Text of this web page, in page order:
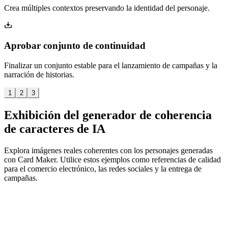
Crea múltiples contextos preservando la identidad del personaje.
Aprobar conjunto de continuidad
Finalizar un conjunto estable para el lanzamiento de campañas y la
narración de historias.
1 2 3
Exhibición del generador de coherencia
de caracteres de IA
Explora imágenes reales coherentes con los personajes generadas
con Card Maker. Utilice estos ejemplos como referencias de calidad
para el comercio electrónico, las redes sociales y la entrega de
campañas.